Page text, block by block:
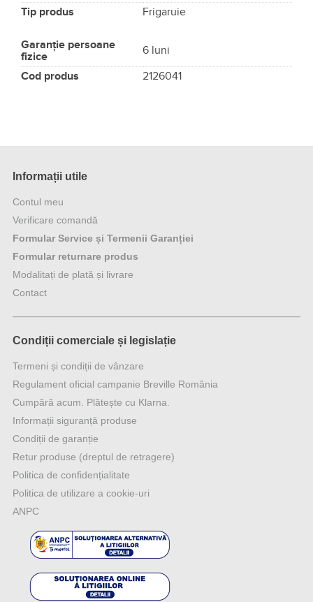
Tip produs
Frigaruie
Garanție persoane
fizice
6 luni
Cod produs
2126041
Informații utile
Contul meu
Verificare comandă
Formular Service și Termenii Garanției
Formular returnare produs
Modalitați de plată și livrare
Contact
Condiții comerciale și legislație
Termeni și condiții de vânzare
Regulament oficial campanie Breville România
Cumpără acum. Plătește cu Klarna.
Informații siguranță produse
Condiții de garanție
Retur produse (dreptul de retragere)
Politica de confidențialitate
Politica de utilizare a cookie-uri
ANPC